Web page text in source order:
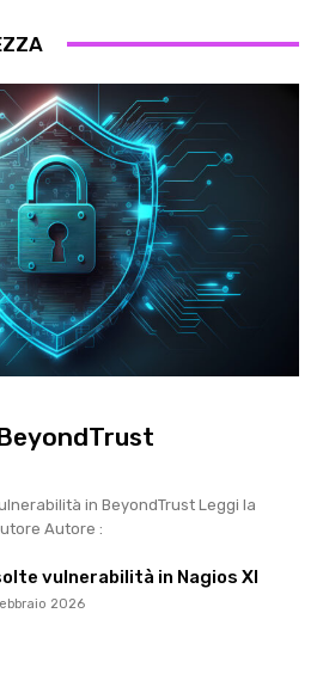
in BeyondTrust Leggi la
Autore :
vulnerabilità in Nagios XI
2026